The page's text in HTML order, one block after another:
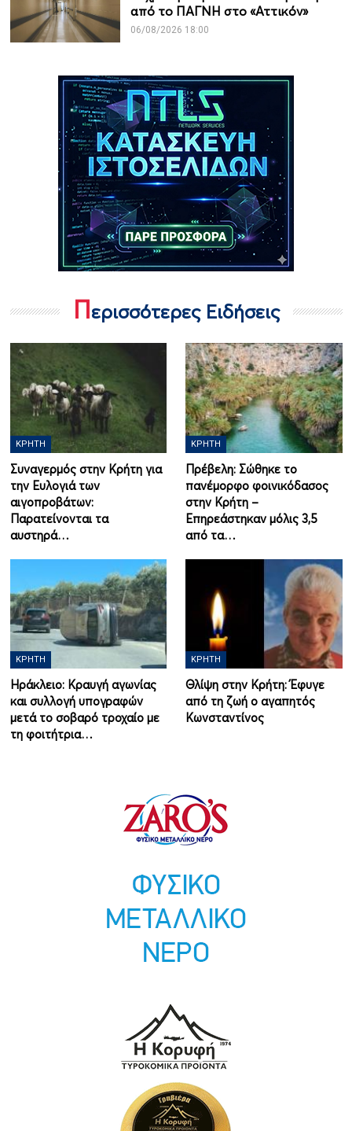
από το ΠΑΓΝΗ στο «Αττικόν»
06/08/2026 18:00
Περισσότερες Ειδήσεις
ΚΡΉΤΗ
Συναγερμός στην Κρήτη για
την Ευλογιά των
αιγοπροβάτων:
Παρατείνονται τα
αυστηρά…
ΚΡΉΤΗ
Πρέβελη: Σώθηκε το
πανέμορφο φοινικόδασος
στην Κρήτη –
Επηρεάστηκαν μόλις 3,5
από τα…
ΚΡΉΤΗ
Ηράκλειο: Κραυγή αγωνίας
και συλλογή υπογραφών
μετά το σοβαρό τροχαίο με
τη φοιτήτρια…
ΚΡΉΤΗ
Θλίψη στην Κρήτη: Έφυγε
από τη ζωή ο αγαπητός
Κωνσταντίνος